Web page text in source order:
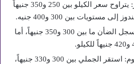
اللحم البلدي والكندوز: يتراوح سعر الكيلو بين 250 و350 جنيهاً
مستويات بين 300 و400 جنيه.
اللحم الضأن والبتلو: سجل الضأن ما بين 300 و350 جنيهاً، أما
اللحم الجملي والمفروم: استقر الجملي بين 300 و330 جنيهاً،